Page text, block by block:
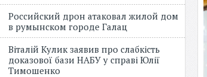
Российский дрон атаковал жилой дом
в румынском городе Галац
Віталій Кулик заявив про слабкість
доказової бази НАБУ у справі Юлії
Тимошенко